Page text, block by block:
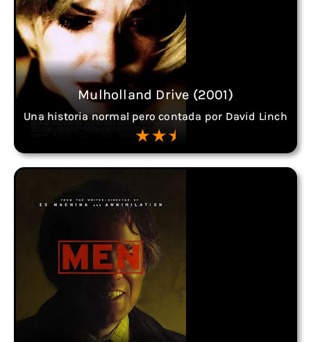
Mulholland Drive (2001)
Una historia normal pero contada por David Linch